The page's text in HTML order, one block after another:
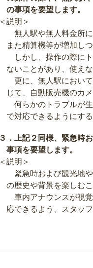
の事項を要望します。
＜説明＞
無人駅や無人料金所
また精算機等が増加し
しかし、操作の際に
ないことがあり、使え
更に、無人駅におい
じて、自動販売機のカ
何らかのトラブルが
で対応できるようにす
３．上記２同様、緊急時
事項を要望します。
＜説明＞
緊急時および観光地
の歴史や背景を楽しむ
車内アナウンスが視
応できるよう、スタッ